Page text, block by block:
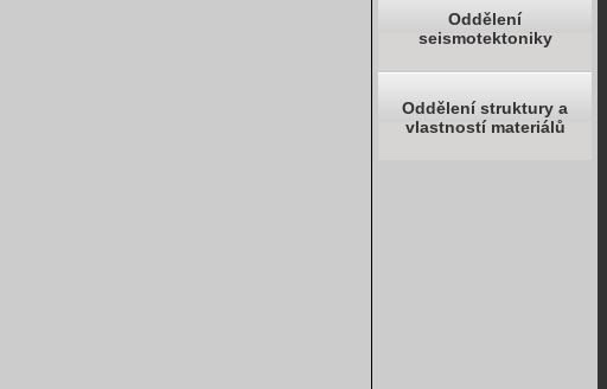
Oddělení
seismotektoniky
Oddělení struktury a
vlastností materiálů